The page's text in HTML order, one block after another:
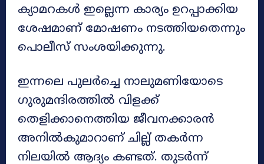
ക്യാമറകൾ ഇല്ലെന്ന കാര്യം ഉറപ്പാക്കിയ
ശേഷമാണ് മോഷണം നടത്തിയതെന്നും
പൊലീസ് സംശയിക്കുന്നു.
ഇന്നലെ പുലർച്ചെ നാലുമണിയോടെ
ഗുരുമന്ദിരത്തിൽ വിളക്ക്
തെളിക്കാനെത്തിയ ജീവനക്കാരൻ
അനിൽകുമാറാണ് ചില്ല് തകർന്ന
നിലയിൽ ആദ്യം കണ്ടത്. തുടർന്ന്